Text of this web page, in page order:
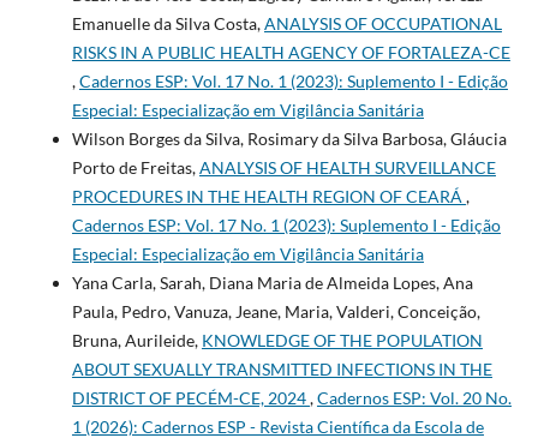
Emanuelle da Silva Costa,ANALYSIS OF OCCUPATIONAL
RISKS IN A PUBLIC HEALTH AGENCY OF FORTALEZA-CE
,Cadernos ESP: Vol. 17 No. 1 (2023): Suplemento I - Edição
Especial: Especialização em Vigilância Sanitária
Wilson Borges da Silva, Rosimary da Silva Barbosa, Gláucia
Porto de Freitas,ANALYSIS OF HEALTH SURVEILLANCE
PROCEDURES IN THE HEALTH REGION OF CEARÁ ,
Cadernos ESP: Vol. 17 No. 1 (2023): Suplemento I - Edição
Especial: Especialização em Vigilância Sanitária
Yana Carla, Sarah, Diana Maria de Almeida Lopes, Ana
Paula, Pedro, Vanuza, Jeane, Maria, Valderi, Conceição,
Bruna, Aurileide, KNOWLEDGE OF THE POPULATION
ABOUT SEXUALLY TRANSMITTED INFECTIONS IN THE
DISTRICT OF PECÉM-CE, 2024,Cadernos ESP: Vol. 20 No.
1 (2026): Cadernos ESP - Revista Cientí­fica da Escola de